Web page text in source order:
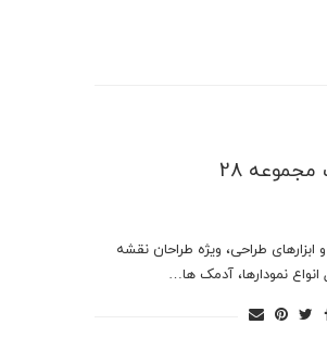
28
طراحی، ویژه طراحان نقشه
نمودارها، آدمک ها…